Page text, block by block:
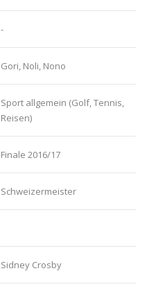
-
Gori, Noli, Nono
Sport allgemein (Golf, Tennis,
Reisen)
Finale 2016/17
Schweizermeister
Sidney Crosby